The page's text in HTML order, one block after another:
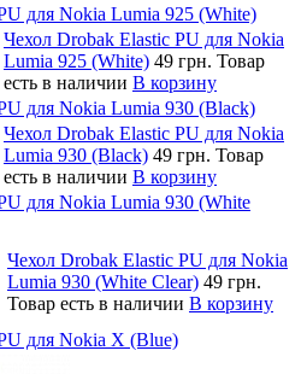
для Nokia Lumia 925 (White)
Чехол Drobak Elastic PU для Nokia
Lumia 925 (White) 49 грн. Товар
есть в наличии В корзину
для Nokia Lumia 930 (Black)
Чехол Drobak Elastic PU для Nokia
Lumia 930 (Black) 49 грн. Товар
есть в наличии В корзину
для Nokia Lumia 930 (White
Чехол Drobak Elastic PU для Nokia
Lumia 930 (White Clear) 49 грн.
Товар есть в наличии В корзину
для Nokia X (Blue)